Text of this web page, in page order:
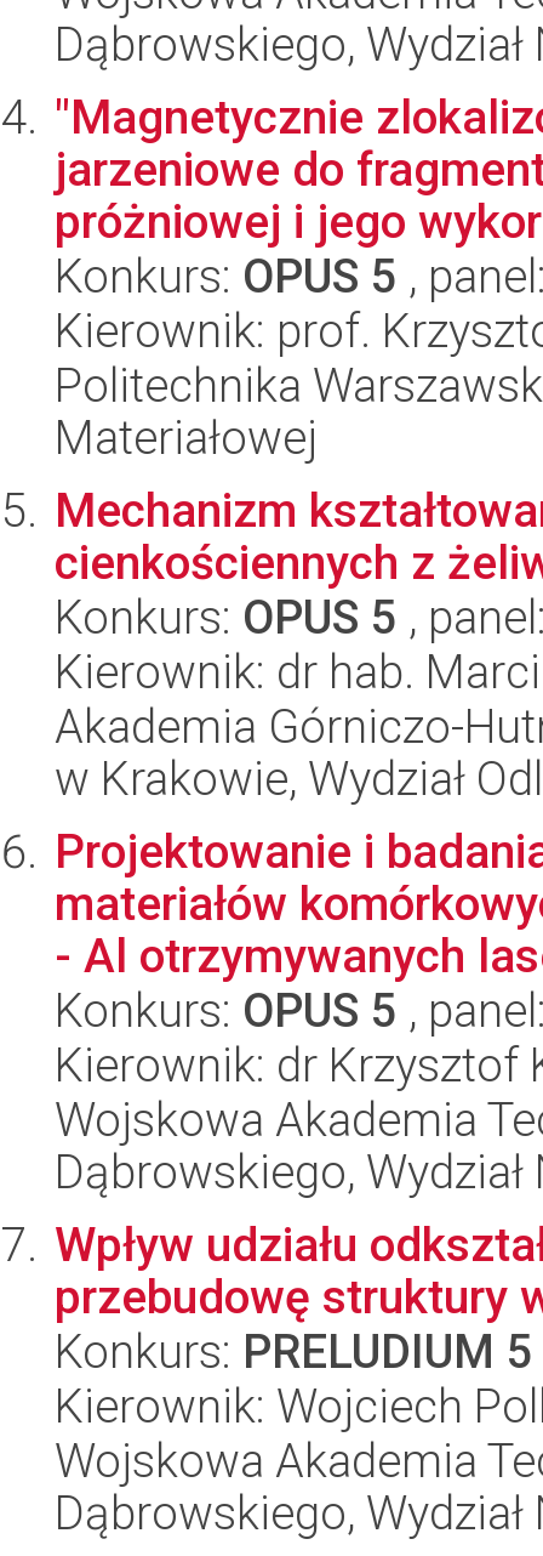
Dąbrowskiego,
"Magnetycznie
jarzeniowe do
próżniowej i jego
Konkurs: OPUS 5 ,
Kierownik: prof.
Politechnika
Materiałowej
Mechanizm
cienkościennych z
Konkurs: OPUS 5 ,
Kierownik: dr hab.
Akademia Górniczo-
w Krakowie, Wydział
Projektowanie i
materiałów
- Al otrzymywanych
Konkurs: OPUS 5 ,
Kierownik: dr Krzysztof
Wojskowa Akademia
Dąbrowskiego,
Wpływ udziału
przebudowę struktury
Konkurs: PRELUDIUM 5
Kierownik: Wojciech
Wojskowa Akademia
Dąbrowskiego,